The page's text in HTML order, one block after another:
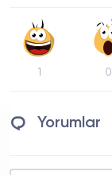
1 0
Yorumlar